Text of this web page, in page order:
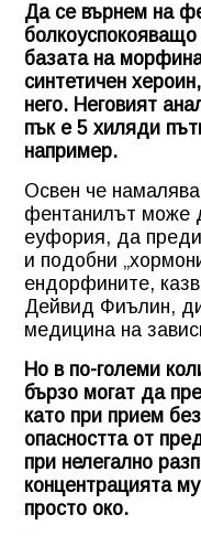
Да се върнем на
базата на
синтетичен
него. Неговият
пък е 5 хиляди
например.
Освен че
фентанилът може
еуфория, да
и подобни
ендорфините,
Дейвид Фиълин,
медицина на
Но в по-големи
бързо могат да
като при прием
опасността от
при нелегално
концентрацията
просто око.